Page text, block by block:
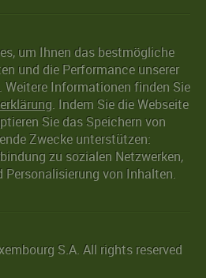
um Ihnen das bestmögliche
und die Performance unserer
Weitere Informationen finden Sie
. Indem Sie die Webseite
Sie das Speichern von
Zwecke unterstützen:
zu sozialen Netzwerken,
Personalisierung von Inhalten.
S.A. All rights reserved